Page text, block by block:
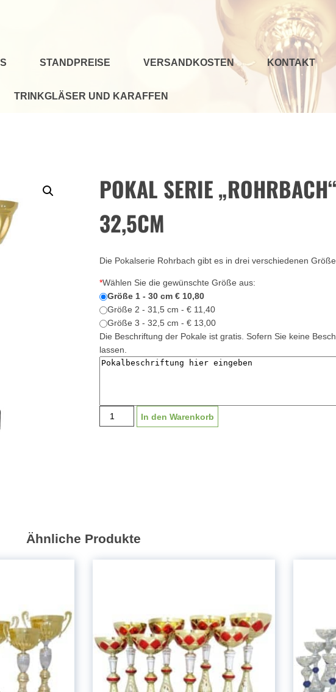
STANDPREISE VERSANDKOSTEN KONTAKT
TRINKGLÄSER UND KARAFFEN
POKAL SERIE
32,5CM
Die Pokalserie Rohrbach gibt es in drei verschiedenen
*Wählen Sie die gewünschte Größe aus:
Größe 1 - 30 cm € 10,80
Größe 2 - 31,5 cm - € 11,40
Größe 3 - 32,5 cm - € 13,00
Die Beschriftung der Pokale ist gratis. Sofern Sie keine
lassen.
Pokal
Serie
In den Warenkorb
Ähnliche Produkte